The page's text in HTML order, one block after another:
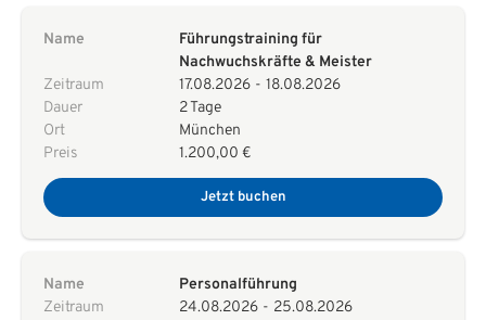
Name
Führungstraining für
Nachwuchskräfte & Meister
Zeitraum
17.08.2026 - 18.08.2026
Dauer
2 Tage
Ort
München
Preis
1.200,00 €
Jetzt buchen
Name
Personalführung
Zeitraum
24.08.2026 - 25.08.2026